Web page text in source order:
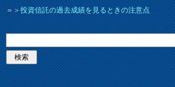
＝＞投資信託の過去成績を見るときの注意点